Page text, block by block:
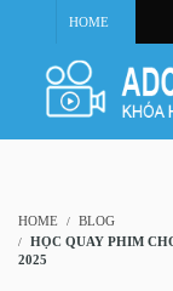
HOME
HOME
BLOG
HỌC QUAY PHIM
2025